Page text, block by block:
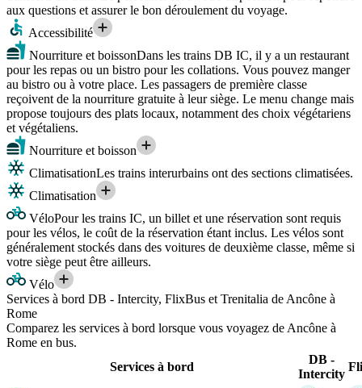
aux questions et assurer le bon déroulement du voyage.
Accessibilité
Nourriture et boissonDans les trains DB IC, il y a un restaurant
pour les repas ou un bistro pour les collations. Vous pouvez manger
au bistro ou à votre place. Les passagers de première classe
reçoivent de la nourriture gratuite à leur siège. Le menu change mais
propose toujours des plats locaux, notamment des choix végétariens
et végétaliens.
Nourriture et boisson
ClimatisationLes trains interurbains ont des sections climatisées.
Climatisation
VéloPour les trains IC, un billet et une réservation sont requis
pour les vélos, le coût de la réservation étant inclus. Les vélos sont
généralement stockés dans des voitures de deuxième classe, même si
votre siège peut être ailleurs.
Vélo
Services à bord DB - Intercity, FlixBus et Trenitalia de Ancône à
Rome
Comparez les services à bord lorsque vous voyagez de Ancône à
Rome en bus.
Services à bord
DB -
Intercity